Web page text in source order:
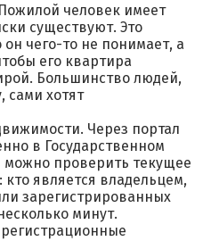
человек имеет
существуют. Это
он чего-то не понимает, а
его квартира
Большинство людей,
сами хотят
Через портал
в Государственном
проверить текущее
является владельцем,
зарегистрированных
минут.